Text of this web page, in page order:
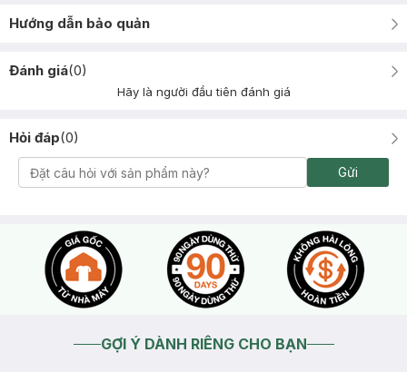
Hướng dẫn bảo quản
Đánh giá(0)
Hãy là người đầu tiên đánh giá
Hỏi đáp(0)
Gửi
GỢI Ý DÀNH RIÊNG CHO BẠN